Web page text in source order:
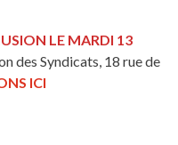
LE MARDI 13
des Syndicats, 18 rue de
ICI